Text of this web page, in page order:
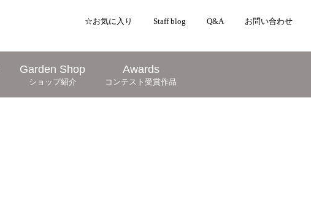
☆お気に入り Staff blog Q&A お問い合わせ
Garden Shop
ショップ紹介
Awards
コンテスト受賞作品